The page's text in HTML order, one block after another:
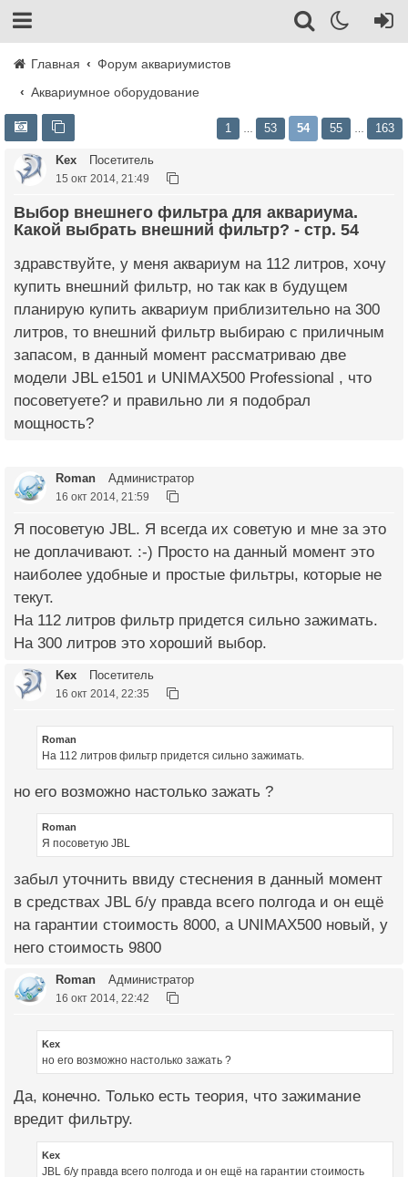
Главная
Форум аквариумистов
Аквариумное оборудование
1 53 54 55 163
Kex Посетитель
15 окт 2014, 21:49
Выбор внешнего фильтра для аквариума.
Какой выбрать внешний фильтр? - стр. 54
здравствуйте, у меня аквариум на 112 литров, хочу
купить внешний фильтр, но так как в будущем
планирую купить аквариум приблизительно на 300
литров, то внешний фильтр выбираю с приличным
запасом, в данный момент рассматриваю две
модели JBL e1501 и UNIMAX500 Professional , что
посоветуете? и правильно ли я подобрал
мощность?
Roman Администратор
16 окт 2014, 21:59
Я посоветую JBL. Я всегда их советую и мне за это
не доплачивают. :-) Просто на данный момент это
наиболее удобные и простые фильтры, которые не
текут.
На 112 литров фильтр придется сильно зажимать.
На 300 литров это хороший выбор.
Kex Посетитель
16 окт 2014, 22:35
Roman
На 112 литров фильтр придется сильно зажимать.
но его возможно настолько зажать ?
Roman
Я посоветую JBL
забыл уточнить ввиду стеснения в данный момент
в средствах JBL б/у правда всего полгода и он ещё
на гарантии стоимость 8000, а UNIMAX500 новый, у
него стоимость 9800
Roman Администратор
16 окт 2014, 22:42
Kex
но его возможно настолько зажать ?
Да, конечно. Только есть теория, что зажимание
вредит фильтру.
Kex
JBL б/у правда всего полгода и он ещё на гарантии стоимость